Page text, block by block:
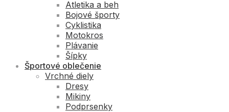
Atletika a beh
Bojové športy
Cyklistika
Motokros
Plávanie
Šípky
Športové oblečenie
Vrchné diely
Dresy
Mikiny
Podprsenky